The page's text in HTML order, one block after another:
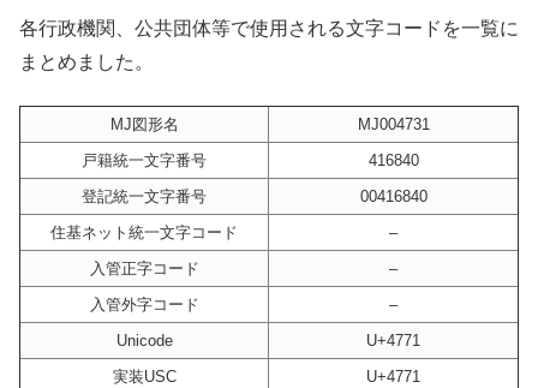
各行政機関、公共団体等で使用される文字コードを一覧に
まとめました。
MJ図形名
MJ004731
戸籍統一文字番号
416840
登記統一文字番号
00416840
住基ネット統一文字コード
–
入管正字コード
–
入管外字コード
–
Unicode
U+4771
実装USC
U+4771